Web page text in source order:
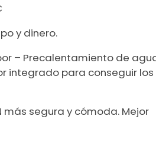
y dinero.
– Precalentamiento de
integrado para conseguir los
más segura y cómoda. Mejor